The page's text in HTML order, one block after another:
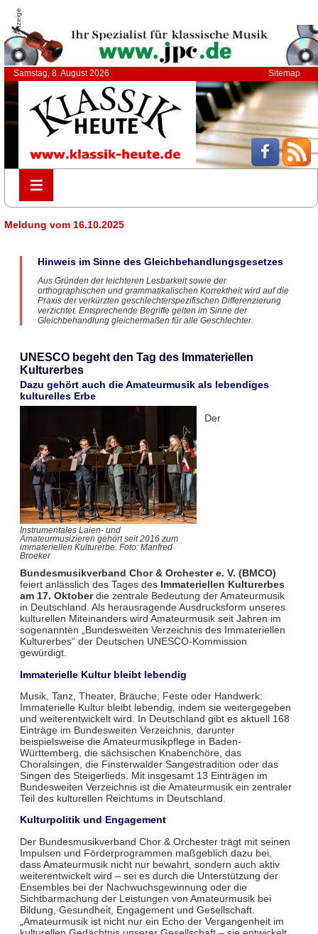
Anzeige
Samstag, 8. August 2026 Sitemap
≡
≡
Meldung vom 16.10.2025
Hinweis im Sinne des Gleichbehandlungsgesetzes
Aus Gründen der leichteren Lesbarkeit sowie der
orthographischen und grammatikalischen Korrektheit wird auf die
Praxis der verkürzten geschlechterspezifischen Differenzierung
verzichtet. Entsprechende Begriffe gelten im Sinne der
Gleichbehandlung gleichermaßen für alle Geschlechter.
UNESCO begeht den Tag des Immateriellen
Kulturerbes
Dazu gehört auch die Amateurmusik als lebendiges
kulturelles Erbe
Instrumentales Laien- und
Amateurmusizieren gehört seit 2016 zum
immateriellen Kulturerbe. Foto: Manfred
Broeker
Der
Bundesmusikverband Chor & Orchester e. V. (BMCO)
feiert anlässlich des Tages des Immateriellen Kulturerbes
am 17. Oktoberdie zentrale Bedeutung der Amateurmusik
in Deutschland. Als herausragende Ausdrucksform unseres
kulturellen Miteinanders wird Amateurmusik seit Jahren im
sogenannten „Bundesweiten Verzeichnis des Immateriellen
Kulturerbes“ der Deutschen UNESCO-Kommission
gewürdigt.
Immaterielle Kultur bleibt lebendig
Musik, Tanz, Theater, Bräuche, Feste oder Handwerk:
Immaterielle Kultur bleibt lebendig, indem sie weitergegeben
und weiterentwickelt wird. In Deutschland gibt es aktuell 168
Einträge im Bundesweiten Verzeichnis, darunter
beispielsweise die Amateurmusikpflege in Baden-
Württemberg, die sächsischen Knabenchöre, das
Choralsingen, die Finsterwalder Sangestradition oder das
Singen des Steigerlieds. Mit insgesamt 13 Einträgen im
Bundesweiten Verzeichnis ist die Amateurmusik ein zentraler
Teil des kulturellen Reichtums in Deutschland.
Kulturpolitik und Engagement
Der Bundesmusikverband Chor & Orchester trägt mit seinen
Impulsen und Förderprogrammen maßgeblich dazu bei,
dass Amateurmusik nicht nur bewahrt, sondern auch aktiv
weiterentwickelt wird – sei es durch die Unterstützung der
Ensembles bei der Nachwuchsgewinnung oder die
Sichtbarmachung der Leistungen von Amateurmusik bei
Bildung, Gesundheit, Engagement und Gesellschaft.
„Amateurmusik ist nicht nur ein Echo der Vergangenheit im